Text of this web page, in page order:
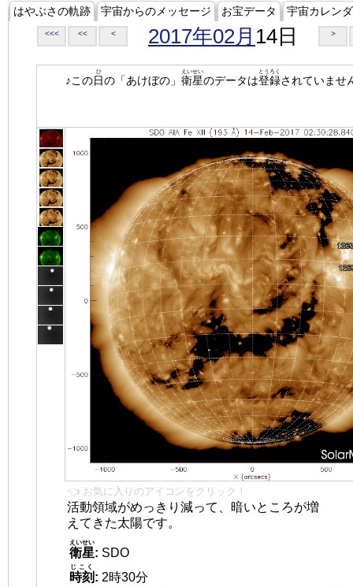
はやぶさの軌跡 宇宙からのメッセージ お宝データ 宇宙カレン
<<< << < 2017年02月 14日 >
♪この日
ひ
の「あけぼの」 衛星
えいせい
のデータは登録
とうろく
されていませ
👈 お気に入りのアイコンをクリック！
活動領域がめっきり減って、暗いところが増
えてきた太陽です。
衛星
えいせい
: SDO
時刻
じこく
: 2時30分